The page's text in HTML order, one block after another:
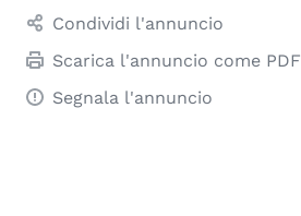
Condividi l'annuncio
Scarica l'annuncio come PDF
Segnala l'annuncio